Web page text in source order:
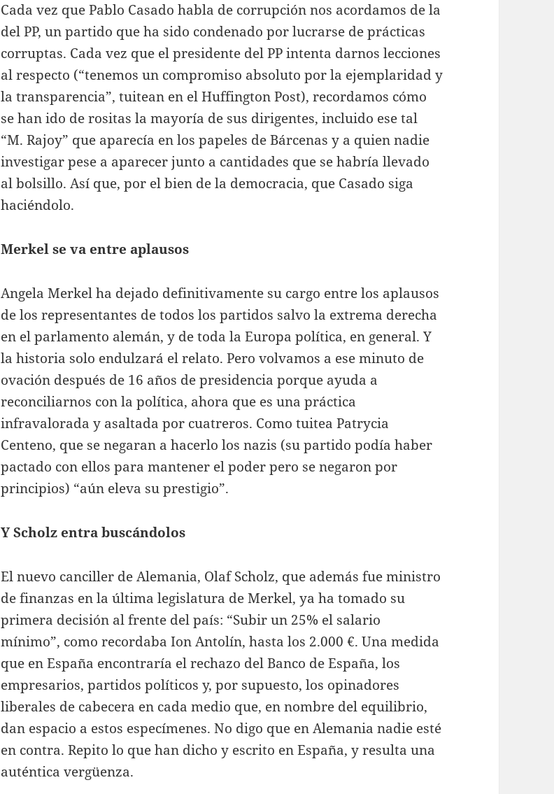
Cada vez que Pablo Casado habla de corrupción nos acordamos de la
del PP, un partido que ha sido condenado por lucrarse de prácticas
corruptas. Cada vez que el presidente del PP intenta darnos lecciones
al respecto (“tenemos un compromiso absoluto por la ejemplaridad y
la transparencia”, tuitean en el Huffington Post), recordamos cómo
se han ido de rositas la mayoría de sus dirigentes, incluido ese tal
“M. Rajoy” que aparecía en los papeles de Bárcenas y a quien nadie
investigar pese a aparecer junto a cantidades que se habría llevado
al bolsillo. Así que, por el bien de la democracia, que Casado siga
haciéndolo.
Merkel se va entre aplausos
Angela Merkel ha dejado definitivamente su cargo entre los aplausos
de los representantes de todos los partidos salvo la extrema derecha
en el parlamento alemán, y de toda la Europa política, en general. Y
la historia solo endulzará el relato. Pero volvamos a ese minuto de
ovación después de 16 años de presidencia porque ayuda a
reconciliarnos con la política, ahora que es una práctica
infravalorada y asaltada por cuatreros. Como tuitea Patrycia
Centeno, que se negaran a hacerlo los nazis (su partido podía haber
pactado con ellos para mantener el poder pero se negaron por
principios) “aún eleva su prestigio”.
Y Scholz entra buscándolos
El nuevo canciller de Alemania, Olaf Scholz, que además fue ministro
de finanzas en la última legislatura de Merkel, ya ha tomado su
primera decisión al frente del país: “Subir un 25% el salario
mínimo”, como recordaba Ion Antolín, hasta los 2.000 €. Una medida
que en España encontraría el rechazo del Banco de España, los
empresarios, partidos políticos y, por supuesto, los opinadores
liberales de cabecera en cada medio que, en nombre del equilibrio,
dan espacio a estos especímenes. No digo que en Alemania nadie esté
en contra. Repito lo que han dicho y escrito en España, y resulta una
auténtica vergüenza.